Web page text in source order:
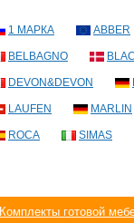
1 МАРКА ABBER
BELBAGNO
DEVON&DEVON
LAUFEN MARLIN
ROCA SIMAS
Комплекты готовой